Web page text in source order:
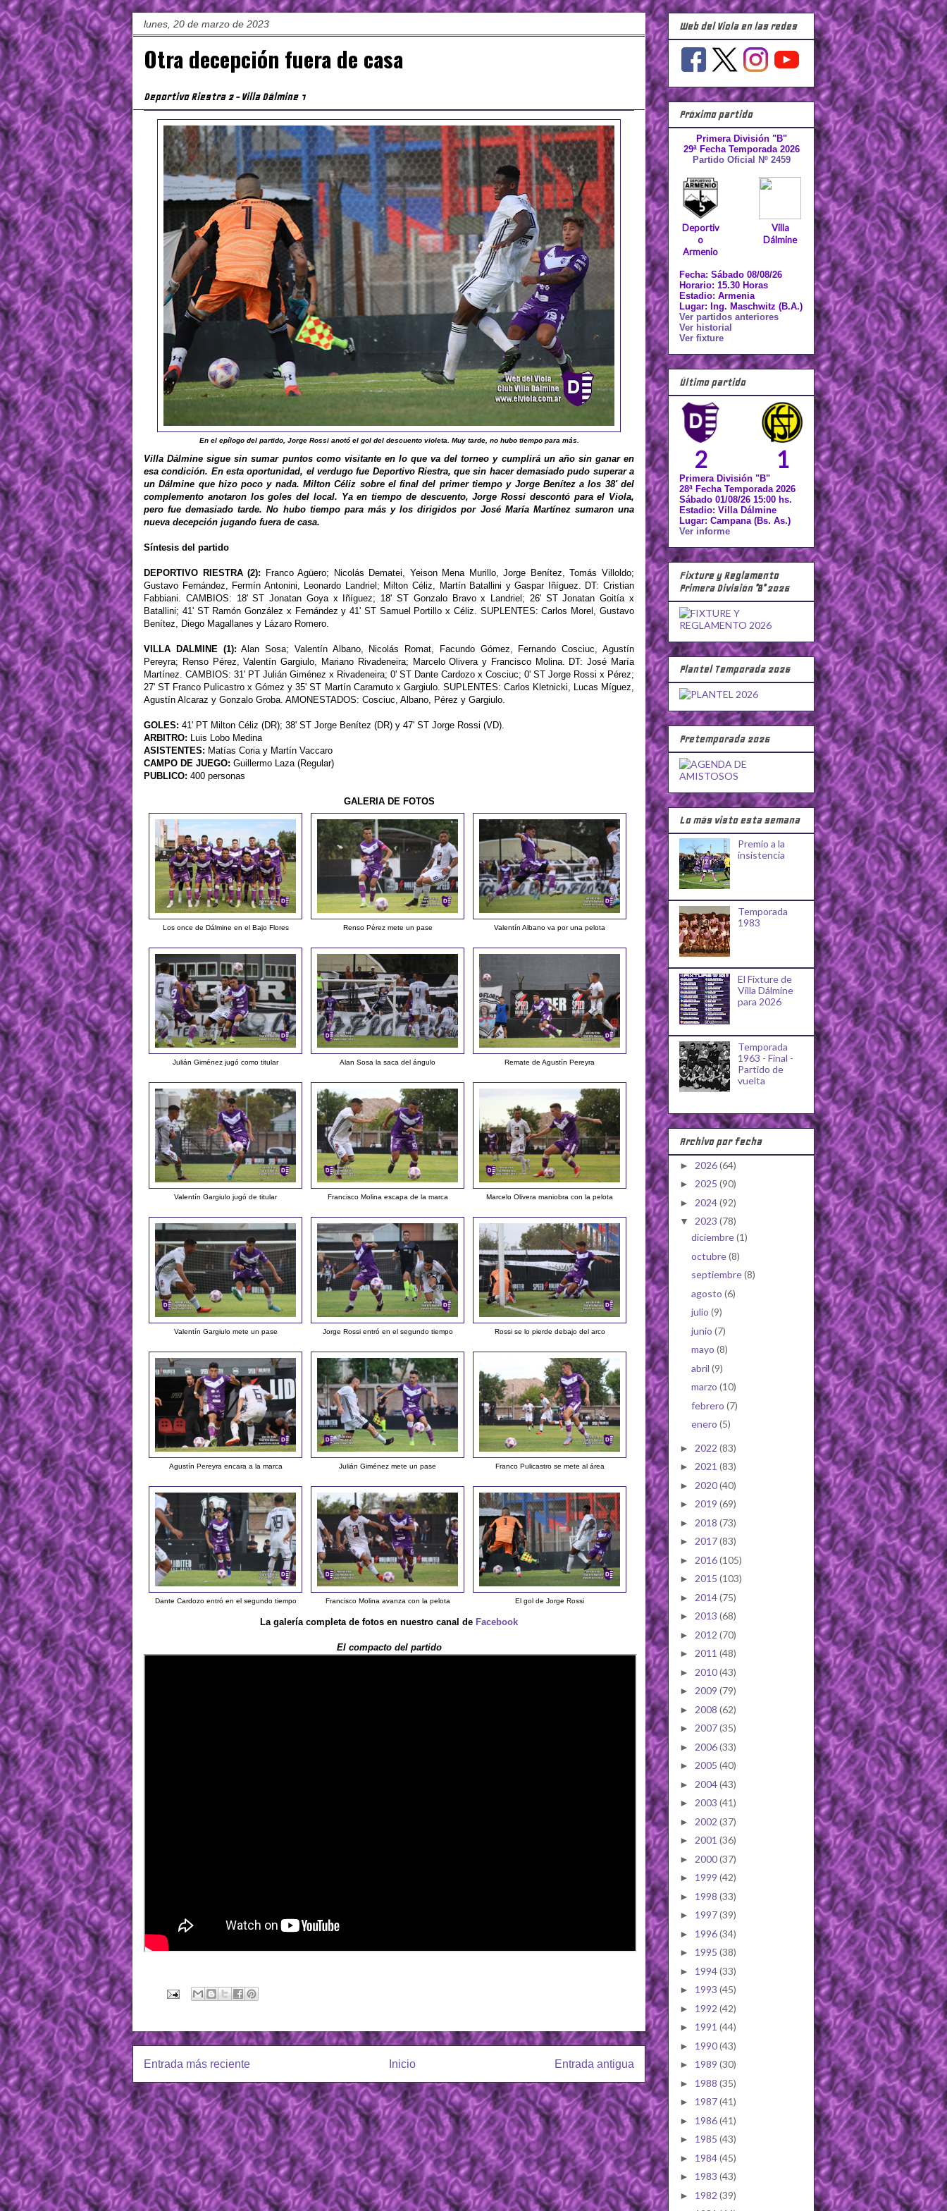
lunes, 20 de marzo de 2023
Otra decepción fuera de casa
Deportivo Riestra 2 - Villa Dálmine 1
En el epílogo del partido, Jorge Rossi anotó el gol del descuento violeta. Muy tarde, no hubo tiempo para más.
Villa Dálmine sigue sin sumar puntos como visitante en lo que va del torneo y cumplirá un año sin ganar en
esa condición. En esta oportunidad, el verdugo fue Deportivo Riestra, que sin hacer demasiado pudo superar a
un Dálmine que hizo poco y nada. Milton Céliz sobre el final del primer tiempo y Jorge Benítez a los 38' del
complemento anotaron los goles del local. Ya en tiempo de descuento, Jorge Rossi descontó para el Viola,
pero fue demasiado tarde. No hubo tiempo para más y los dirigidos por José María Martínez sumaron una
nueva decepción jugando fuera de casa.
Síntesis del partido
DEPORTIVO RIESTRA (2): Franco Agüero; Nicolás Dematei, Yeison Mena Murillo, Jorge Benítez, Tomás Villoldo;
Gustavo Fernández, Fermín Antonini, Leonardo Landriel; Milton Céliz, Martín Batallini y Gaspar Iñíguez. DT: Cristian
Fabbiani. CAMBIOS: 18' ST Jonatan Goya x Iñíguez; 18' ST Gonzalo Bravo x Landriel; 26' ST Jonatan Goitía x
Batallini; 41' ST Ramón González x Fernández y 41' ST Samuel Portillo x Céliz. SUPLENTES: Carlos Morel, Gustavo
Benítez, Diego Magallanes y Lázaro Romero.
VILLA DALMINE (1): Alan Sosa; Valentín Albano, Nicolás Romat, Facundo Gómez, Fernando Cosciuc, Agustín
Pereyra; Renso Pérez, Valentín Gargiulo, Mariano Rivadeneira; Marcelo Olivera y Francisco Molina. DT: José María
Martínez. CAMBIOS: 31' PT Julián Giménez x Rivadeneira; 0' ST Dante Cardozo x Cosciuc; 0' ST Jorge Rossi x Pérez;
27' ST Franco Pulicastro x Gómez y 35' ST Martín Caramuto x Gargiulo. SUPLENTES: Carlos Kletnicki, Lucas Míguez,
Agustín Alcaraz y Gonzalo Groba. AMONESTADOS: Cosciuc, Albano, Pérez y Gargiulo.
GOLES: 41' PT Milton Céliz (DR); 38' ST Jorge Benítez (DR) y 47' ST Jorge Rossi (VD).
ARBITRO: Luis Lobo Medina
ASISTENTES: Matías Coria y Martín Vaccaro
CAMPO DE JUEGO: Guillermo Laza (Regular)
PUBLICO: 400 personas
GALERIA DE FOTOS
Los once de Dálmine en el Bajo Flores Renso Pérez mete un pase Valentín Albano va por una pelota
Julián Giménez jugó como titular Alan Sosa la saca del ángulo Remate de Agustín Pereyra
Valentín Gargiulo jugó de titular Francisco Molina escapa de la marca Marcelo Olivera maniobra con la pelota
Valentín Gargiulo mete un pase Jorge Rossi entró en el segundo tiempo Rossi se lo pierde debajo del arco
Agustín Pereyra encara a la marca Julián Giménez mete un pase Franco Pulicastro se mete al área
Dante Cardozo entró en el segundo tiempo Francisco Molina avanza con la pelota El gol de Jorge Rossi
La galería completa de fotos en nuestro canal de Facebook
El compacto del partido
Entrada más reciente Entrada antigua
Inicio
Web del Viola en las redes
Próximo partido
Primera División "B"
29ª Fecha Temporada 2026
Partido Oficial Nº 2459
Deportiv
o
Armenio
Villa
Dálmine
Fecha: Sábado 08/08/26
Horario: 15.30 Horas
Estadio: Armenia
Lugar: Ing. Maschwitz (B.A.)
Ver partidos anteriores
Ver historial
Ver fixture
Último partido
2 1
Primera División "B"
28ª Fecha Temporada 2026
Sábado 01/08/26 15:00 hs.
Estadio: Villa Dálmine
Lugar: Campana (Bs. As.)
Ver informe
Fixture y Reglamento
Primera División "B" 2026
Plantel Temporada 2026
Pretemporada 2026
Lo más visto esta semana
Premio a la
insistencia
Temporada
1983
El Fixture de
Villa Dálmine
para 2026
Temporada
1963 - Final -
Partido de
vuelta
Archivo por fecha
► 2026(64)
► 2025 (90)
► 2024(92)
▼ 2023 (78)
diciembre(1)
octubre(8)
septiembre(8)
agosto (6)
julio (9)
junio (7)
mayo (8)
abril (9)
marzo (10)
febrero (7)
enero (5)
► 2022 (83)
► 2021 (83)
► 2020(40)
► 2019 (69)
► 2018 (73)
► 2017(83)
► 2016(105)
► 2015 (103)
► 2014(75)
► 2013 (68)
► 2012 (70)
► 2011 (48)
► 2010(43)
► 2009 (79)
► 2008 (62)
► 2007(35)
► 2006(33)
► 2005 (40)
► 2004(43)
► 2003 (41)
► 2002 (37)
► 2001 (36)
► 2000(37)
► 1999 (42)
► 1998 (33)
► 1997(39)
► 1996(34)
► 1995 (38)
► 1994(33)
► 1993 (45)
► 1992 (42)
► 1991 (44)
► 1990(43)
► 1989 (30)
► 1988 (35)
► 1987(41)
► 1986(41)
► 1985 (43)
► 1984(45)
► 1983 (43)
► 1982 (39)